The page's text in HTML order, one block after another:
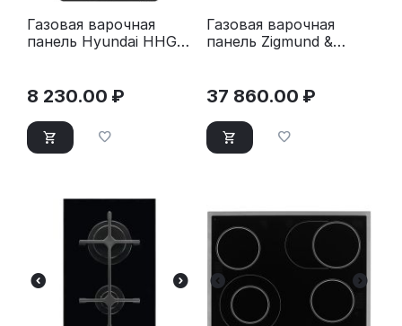
Газовая варочная
панель Hyundai HHG
8 230.00 ₽
Газовая варочная
панель Zigmund &
37 860.00 ₽